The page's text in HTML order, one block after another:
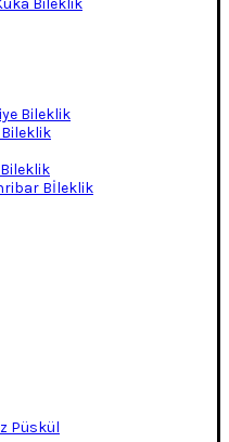
Bileklik
Bileklik
Bİleklik
Püskül